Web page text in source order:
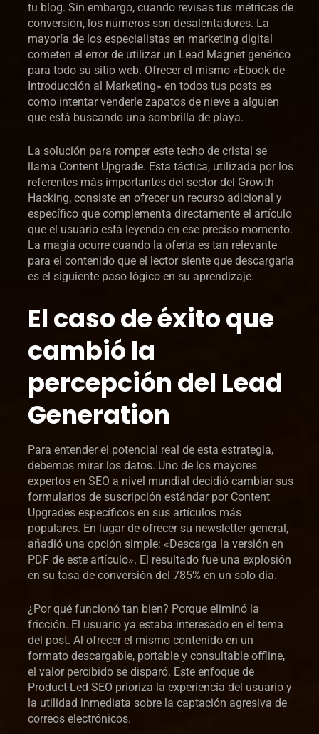
tu blog. Sin embargo, cuando revisas tus métricas de
conversión, los números son desalentadores. La
mayoría de los especialistas en marketing digital
cometen el error de utilizar un Lead Magnet genérico
para todo su sitio web. Ofrecer el mismo «Ebook de
Introducción al Marketing» en todos tus posts es
como intentar venderle zapatos de nieve a alguien
que está buscando una sombrilla de playa.
La solución para romper este techo de cristal se
llama Content Upgrade. Esta táctica, utilizada por los
referentes más importantes del sector del Growth
Hacking, consiste en ofrecer un recurso adicional y
específico que complementa directamente el artículo
que el usuario está leyendo en ese preciso momento.
La magia ocurre cuando la oferta es tan relevante
para el contenido que el lector siente que descargarla
es el siguiente paso lógico en su aprendizaje.
El caso de éxito que
cambió la
percepción del Lead
Generation
Para entender el potencial real de esta estrategia,
debemos mirar los datos. Uno de los mayores
expertos en SEO a nivel mundial decidió cambiar sus
formularios de suscripción estándar por Content
Upgrades específicos en sus artículos más
populares. En lugar de ofrecer su newsletter general,
añadió una opción simple: «Descarga la versión en
PDF de este artículo». El resultado fue una explosión
en su tasa de conversión del 785% en un solo día.
¿Por qué funcionó tan bien? Porque eliminó la
fricción. El usuario ya estaba interesado en el tema
del post. Al ofrecer el mismo contenido en un
formato descargable, portable y consultable offline,
el valor percibido se disparó. Este enfoque de
Product-Led SEO prioriza la experiencia del usuario y
la utilidad inmediata sobre la captación agresiva de
correos electrónicos.